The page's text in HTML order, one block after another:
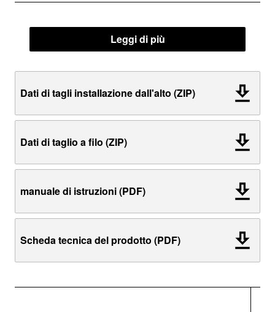
Leggi di più
Dati di tagli installazione dall'alto (ZIP)
Dati di taglio a filo (ZIP)
manuale di istruzioni (PDF)
Scheda tecnica del prodotto (PDF)